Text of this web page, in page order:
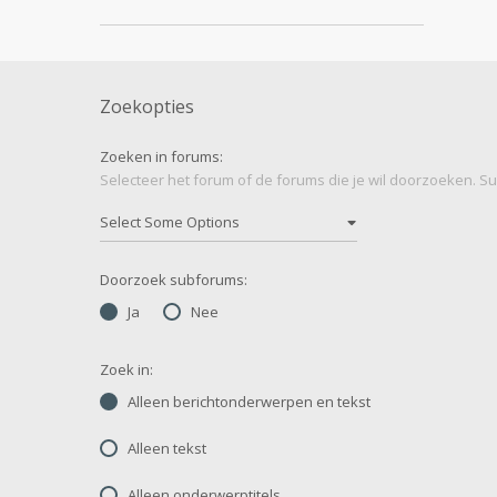
Zoekopties
Zoeken in forums:
Selecteer het forum of de forums die je wil doorzoeken.
Doorzoek subforums:
Ja
Nee
Zoek in:
Alleen berichtonderwerpen en tekst
Alleen tekst